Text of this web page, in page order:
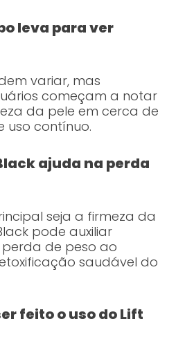
leva para ver
variar, mas
começam a notar
da pele em cerca de
uso contínuo.
ajuda na perda
seja a firmeza da
pode auxiliar
de peso ao
saudável do
feito o uso do Lift